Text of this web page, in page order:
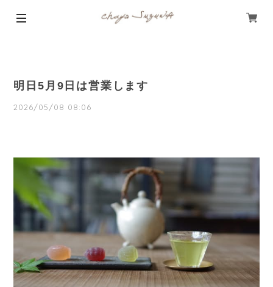
明日5月9日は営業します
2026/05/08 08:06